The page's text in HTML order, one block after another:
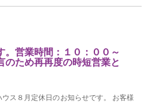
。営業時間：１０：００～
のため再再度の時短営業と
ウス８月定休日のお知らせです。 お客様